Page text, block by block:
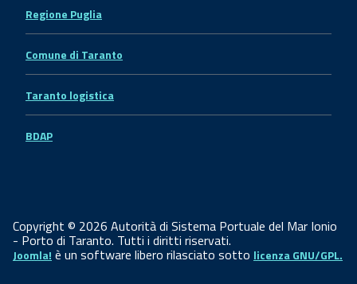
Regione Puglia
Comune di Taranto
Taranto logistica
BDAP
Copyright © 2026 Autorità di Sistema Portuale del Mar Ionio
- Porto di Taranto. Tutti i diritti riservati.
Joomla! è un software libero rilasciato sotto licenza GNU/GPL.